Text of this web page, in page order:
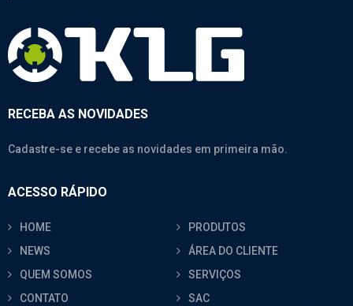
RECEBA AS NOVIDADES
Cadastre-se e recebe as novidades em primeira mão.
ACESSO RÁPIDO
HOME
PRODUTOS
NEWS
ÁREA DO CLIENTE
QUEM SOMOS
SERVIÇOS
CONTATO
SAC